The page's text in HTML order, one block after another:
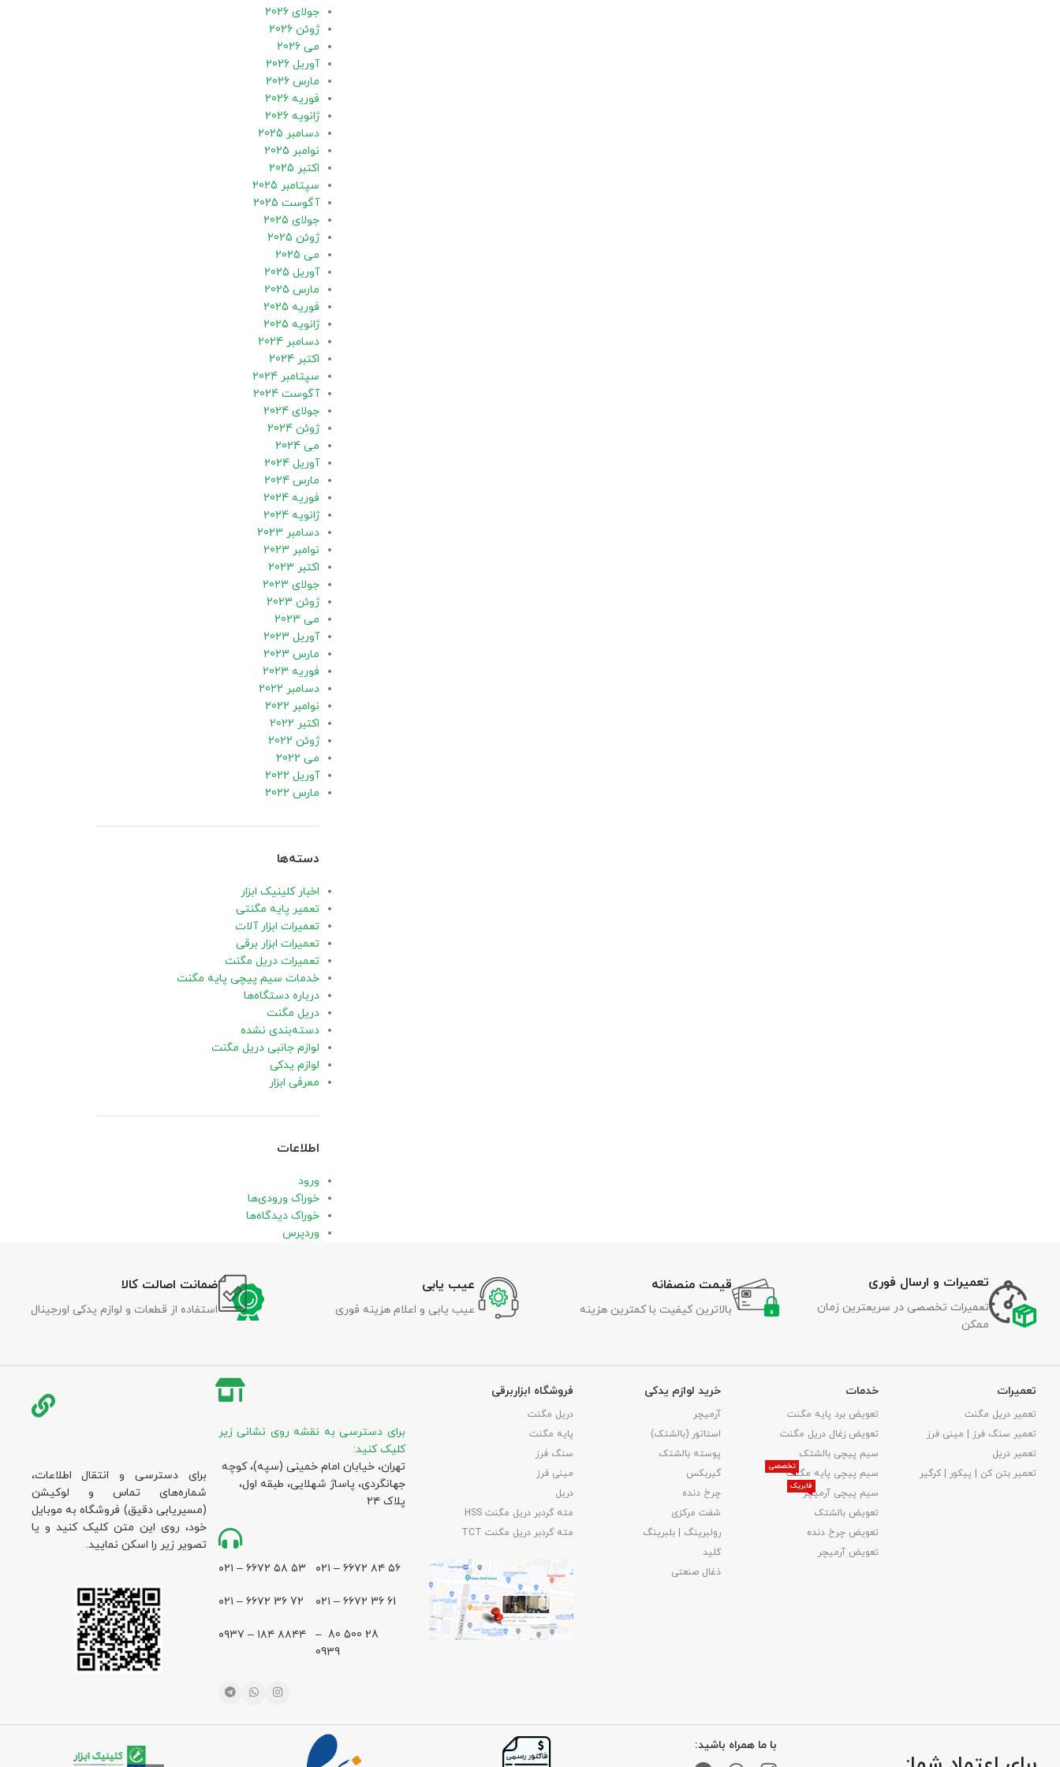
جولای 2026
ژوئن 2026
می 2026
آوریل 2026
مارس 2026
فوریه 2026
ژانویه 2026
دسامبر 2025
نوامبر 2025
اکتبر 2025
سپتامبر 2025
آگوست 2025
جولای 2025
ژوئن 2025
می 2025
آوریل 2025
مارس 2025
فوریه 2025
ژانویه 2025
دسامبر 2024
اکتبر 2024
سپتامبر 2024
آگوست 2024
جولای 2024
ژوئن 2024
می 2024
آوریل 2024
مارس 2024
فوریه 2024
ژانویه 2024
دسامبر 2023
نوامبر 2023
اکتبر 2023
جولای 2023
ژوئن 2023
می 2023
آوریل 2023
مارس 2023
فوریه 2023
دسامبر 2022
نوامبر 2022
اکتبر 2022
ژوئن 2022
می 2022
آوریل 2022
مارس 2022
دسته‌ها
اخبار کلینیک ابزار
تعمیر پایه مگنتی
تعمیرات ابزار آلات
تعمیرات ابزار برقی
تعمیرات دریل مگنت
خدمات سیم پیچی پایه مگنت
درباره دستگاه‌ها
دریل مگنت
دسته‌بندی نشده
لوازم جانبی دریل مگنت
لوازم یدکی
معرفی ابزار
اطلاعات
ورود
خوراک ورودی‌ها
خوراک دیدگاه‌ها
وردپرس
تعمیرات و ارسال فوری
تعمیرات تخصصی در سریعترین زمان
ممکن
قیمت منصفانه
بالاترین کیفیت با کمترین هزینه
عیب یابی
عیب یابی و اعلام هزینه فوری
ضمانت اصالت کالا
استفاده از قطعات و لوازم یدکی اورجینال
تعمیرات
تعمیر دریل مگنت
تعمیر سنگ فرز | مینی فرز
تعمیر دریل
تعمیر بتن کن | پیکور | کرگیر
خدمات
تعویض برد پایه مگنت
تعویض زغال دریل مگنت
سیم پیچی بالشتک
سیم پیچی پایه مگنت
تخصصی
سیم پیچی آرمیچر
فابریک
تعویض بالشتک​
تعویض چرخ دنده
تعویض آرمیچر
خرید لوازم یدکی
آرمیچر
استاتور (بالشتک)
پوسته بالشتک
گیربکس
چرخ دنده
شفت مرکزی
رولبرینگ | بلبرینگ
کلید
ذغال صنعتی
فروشگاه ابزاربرقی
دریل مگنت
پایه مگنت
سنگ فرز
مینی فرز
دریل
مته گردبر دریل مگنت HSS
مته گردبر دریل مگنت TCT
برای دسترسی به نقشه روی نشانی زیر
کلیک کنید:
تهران، خیابان امام خمینی (سپه)، کوچه
جهانگردی،‌ پاساژ شهلایی، طبقه اول،
پلاک ۲۴
۵۶ ۸۴ ۶۶۷۲ – ۰۲۱
61 36 ۶۶۷۲ – ۰۲۱
28 500 80 –
0939
۵۳ ۵۸ ۶۶۷۲ – ۰۲۱
72 36 ۶۶۷۲ – ۰۲۱
۸۸۴۴ ۱۸۴ – ۰۹۳۷
برای دسترسی و انتقال اطلاعات،
شماره‌های تماس و لوکیشن
(مسیریابی دقیق) فروشگاه به موبایل
خود، روی این متن کلیک کنید و یا
تصویر زیر را اسکن نمایید.
با ما همراه باشید: